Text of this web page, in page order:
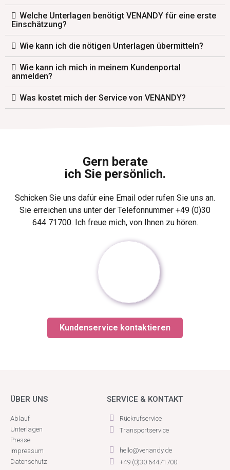
Welche Unterlagen benötigt VENANDY für eine erste
Einschätzung?
Wie kann ich die nötigen Unterlagen übermitteln?
Wie kann ich mich in meinem Kundenportal
anmelden?
Was kostet mich der Service von VENANDY?
Gern berate
ich Sie persönlich.
Schicken Sie uns dafür eine Email oder rufen Sie uns an.
Sie erreichen uns unter der Telefonnummer +49 (0)30
644 71700. Ich freue mich, von Ihnen zu hören.
Kundenservice kontaktieren
ÜBER UNS
Ablauf
Unterlagen
Presse
Impressum
Datenschutz
SERVICE & KONTAKT
Rückrufservice
Transportservice
hello@venandy.de
+49 (0)30 64471700